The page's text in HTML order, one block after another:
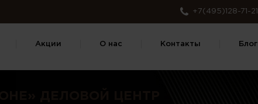
+7(495)128-71-21
Акции О нас Контакты Блог